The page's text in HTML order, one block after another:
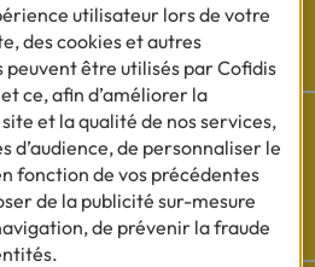
Cofidis
d'aide ?
questions/réponses
utilisateur lors de votre
des cookies et autres
être utilisés par Cofidis
ce, afin d’améliorer la
et la qualité de nos services,
d’audience, de personnaliser le
fonction de vos précédentes
de la publicité sur-mesure
de prévenir la fraude